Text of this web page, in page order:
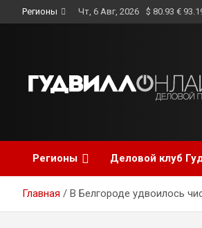
to
Регионы Чт, 6 Авг, 2026 $ 80.93 €
Регионы Деловой клуб
Главная В Белгороде удвоилось